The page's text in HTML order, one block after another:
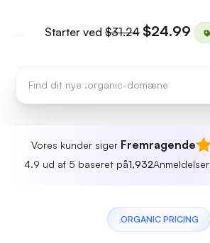
Starter ved $31.24 $24.99
Vores kunder siger Fremragende
4.9 ud af 5 baseret på1,932Anmeldelser
.ORGANIC PRICING